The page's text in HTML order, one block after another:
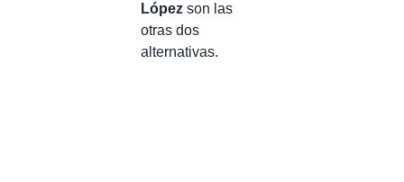
López son las
otras dos
alternativas.